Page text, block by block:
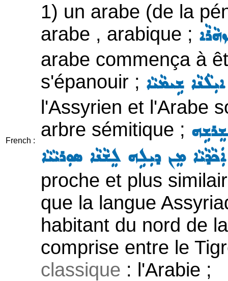
French :
1) un arabe (de la
arabe , arabique ;
arabe commença à
s'épanouir ; ܫܹܝܡܵܝܵܐ
l'Assyrien et l'Arabe
arbre sémitique ;
ܐܲܟܵܕܵܝܵܐ ܡܸܢ ܕܝܼܠܹܗ ܠܸܫܵܢܵܐ ܣܘܼܪܝܵܝܵܐ
proche et plus
que la langue
habitant du nord de
comprise entre le
classique : l'Arabie ;